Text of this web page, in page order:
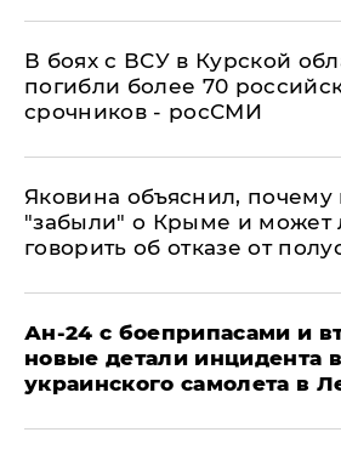
В боях с ВСУ в Курской
погибли более 70
срочников - росСМИ
Яковина объяснил, почему
"забыли" о Крыме и может
говорить об отказе от
Ан-24 с боеприпасами и
новые детали инцидента
украинского самолета в